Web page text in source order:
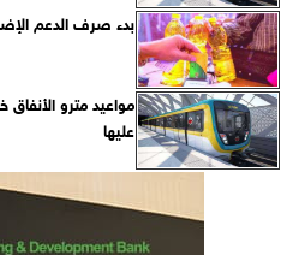
بدء صرف الدعم
عليها